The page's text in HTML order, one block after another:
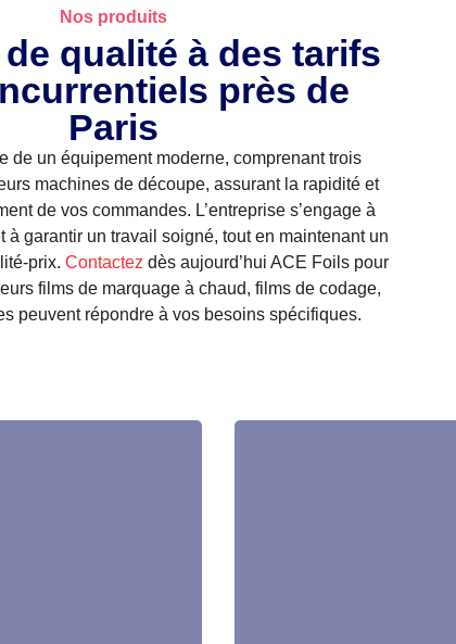
Nos produits
de qualité à des tarifs
près de
Paris
de un équipement moderne, comprenant trois
machines de découpe, assurant la rapidité et
de vos commandes. L’entreprise s’engage à
à garantir un travail soigné, tout en maintenant un
prix. Contactez dès aujourd’hui ACE Foils pour
films de marquage à chaud, films de codage,
peuvent répondre à vos besoins spécifiques.